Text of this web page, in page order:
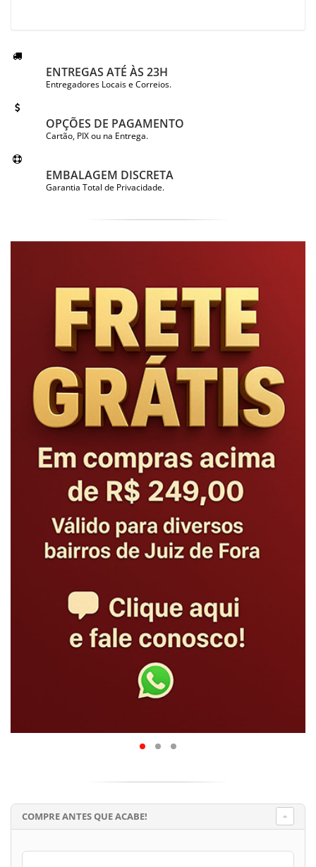
ENTREGAS ATÉ ÀS 23H
Entregadores Locais e Correios.
OPÇÕES DE PAGAMENTO
Cartão, PIX ou na Entrega.
EMBALAGEM DISCRETA
Garantia Total de Privacidade.
COMPRE ANTES QUE ACABE!